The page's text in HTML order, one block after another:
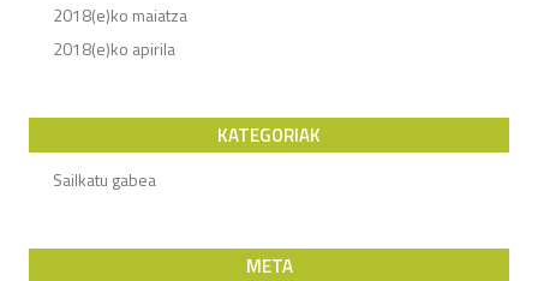
2018(e)ko maiatza
2018(e)ko apirila
KATEGORIAK
Sailkatu gabea
META